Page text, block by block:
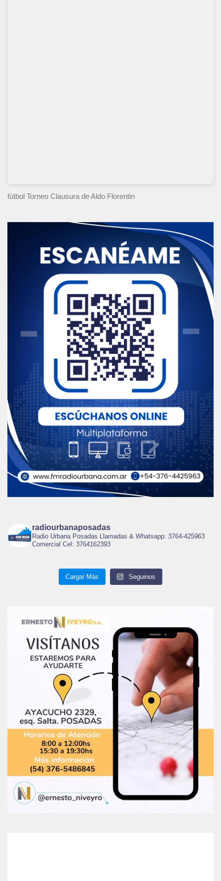
fútbol Torneo Clausura de Aldo Florentin
radiourbanaposadas
Radio Urbana Posadas Llamadas & Whatsapp: 3764-425963
Comercial Cel: 3764162393
Cargar Más Seguinos